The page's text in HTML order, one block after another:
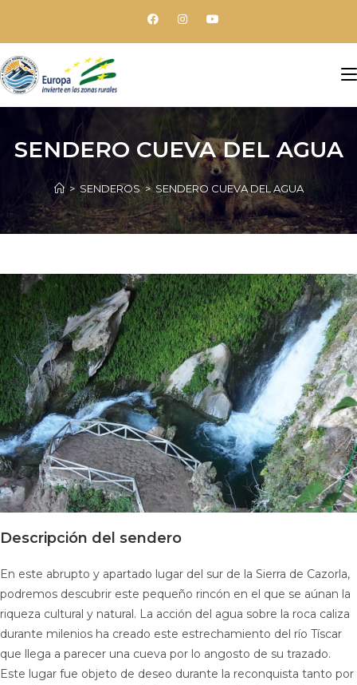
SENDERO CUEVA DEL AGUA
> SENDEROS > SENDERO CUEVA DEL AGUA
Descripción del sendero
En este abrupto y apartado lugar del sur de la Sierra de Cazorla,
podremos descubrir este pequeño rincón en el que se aúnan la
riqueza cultural y natural. La acción del agua sobre la roca caliza
durante milenios ha creado este estrechamiento del río Tíscar
que llega a parecer una cueva por lo angosto de su trazado.
Este lugar fue objeto de deseo durante la reconquista tanto por